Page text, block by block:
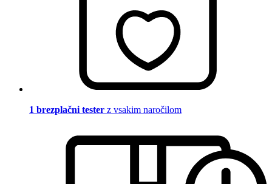
1 brezplačni tester z vsakim naročilom